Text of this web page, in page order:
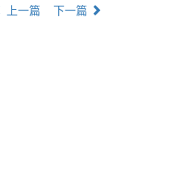
上一篇 下一篇